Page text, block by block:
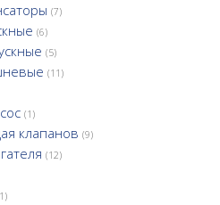
(7)
(6)
(5)
(11)
(1)
клапанов (9)
(12)